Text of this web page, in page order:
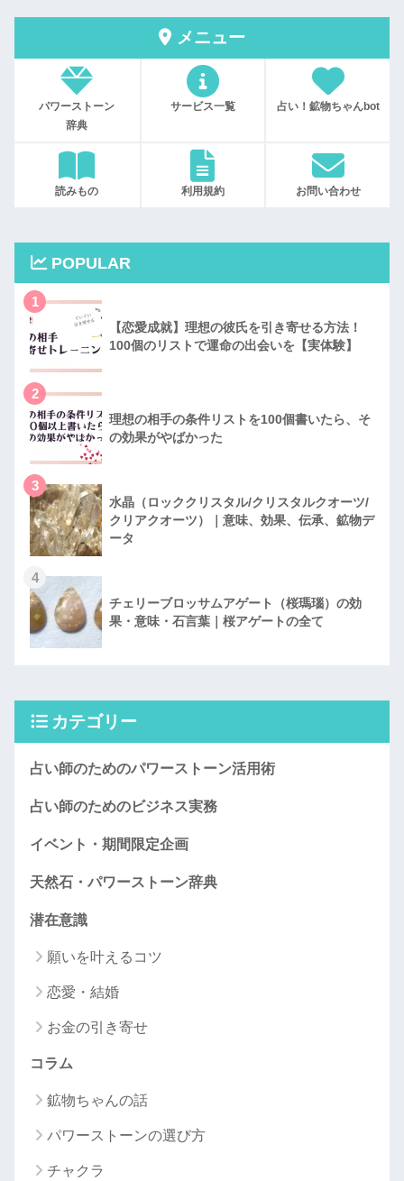
メニュー
パワーストーン
辞典
サービス一覧 占い！鉱物ちゃんbot
読みもの 利用規約 お問い合わせ
POPULAR
1
【恋愛成就】理想の彼氏を引き寄せる方法！
100個のリストで運命の出会いを【実体験】
2
理想の相手の条件リストを100個書いたら、そ
の効果がやばかった
3
水晶（ロッククリスタル/クリスタルクオーツ/
クリアクオーツ）｜意味、効果、伝承、鉱物デ
ータ
4
チェリーブロッサムアゲート（桜瑪瑙）の効
果・意味・石言葉｜桜アゲートの全て
カテゴリー
占い師のためのパワーストーン活用術
占い師のためのビジネス実務
イベント・期間限定企画
天然石・パワーストーン辞典
潜在意識
願いを叶えるコツ
恋愛・結婚
お金の引き寄せ
コラム
鉱物ちゃんの話
パワーストーンの選び方
チャクラ